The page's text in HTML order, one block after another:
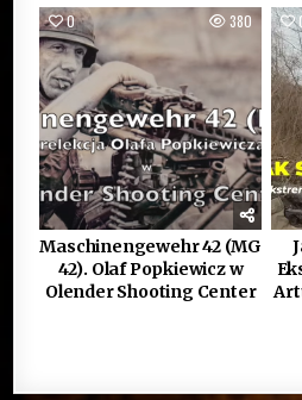
0 380
Maschinengewehr 42 (MG
42). Olaf Popkiewicz w
Olender Shooting Center